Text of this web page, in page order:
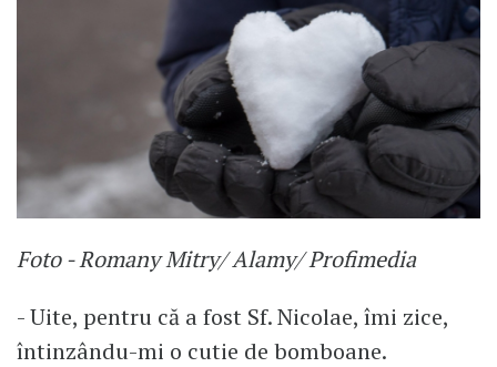
Foto - Romany Mitry/ Alamy/ Profimedia
- Uite, pentru că a fost Sf. Nicolae, îmi zice,
întinzându-mi o cutie de bomboane.